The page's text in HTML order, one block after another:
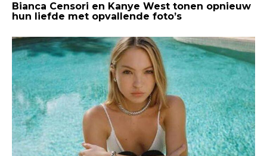
Bianca Censori en Kanye West tonen opnieuw
hun liefde met opvallende foto’s